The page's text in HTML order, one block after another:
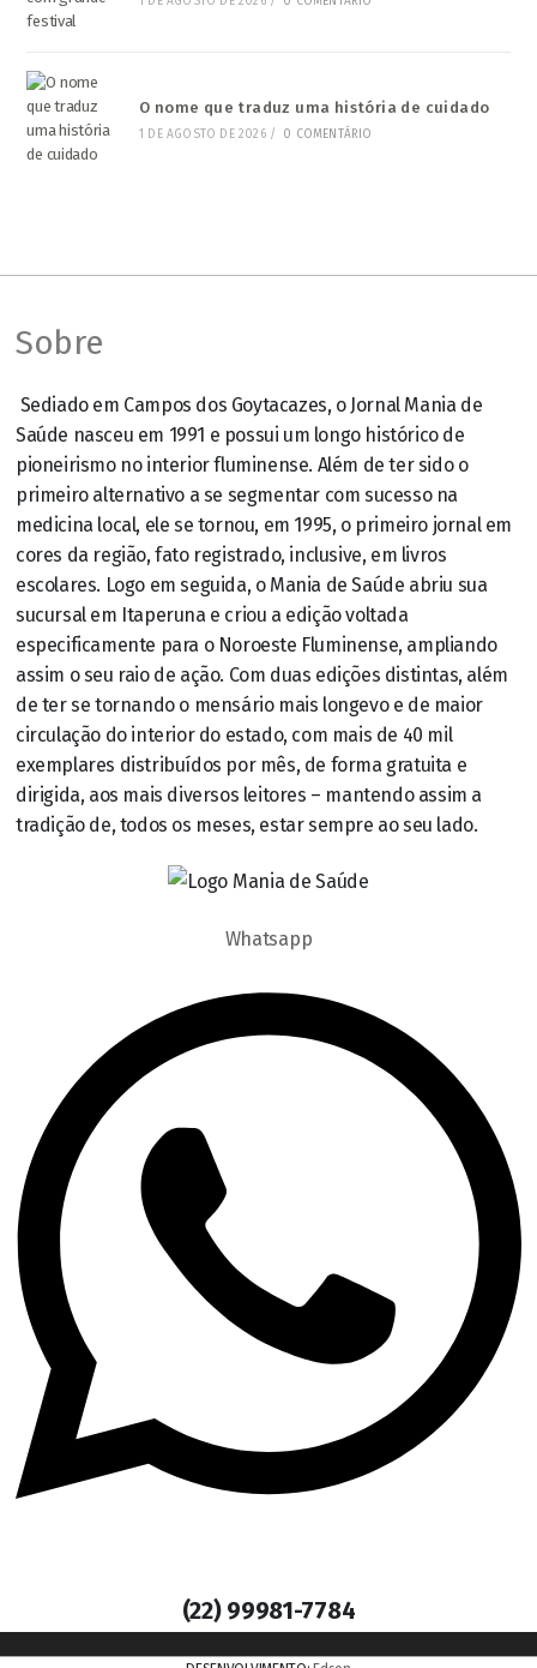
O nome que traduz uma história de cuidado
1 DE AGOSTO DE 2026 / 0 COMENTÁRIO
Sobre
Sediado em Campos dos Goytacazes, o Jornal Mania de
Saúde nasceu em 1991 e possui um longo histórico de
pioneirismo no interior fluminense. Além de ter sido o
primeiro alternativo a se segmentar com sucesso na
medicina local, ele se tornou, em 1995, o primeiro jornal em
cores da região, fato registrado, inclusive, em livros
escolares. Logo em seguida, o Mania de Saúde abriu sua
sucursal em Itaperuna e criou a edição voltada
especificamente para o Noroeste Fluminense, ampliando
assim o seu raio de ação. Com duas edições distintas, além
de ter se tornando o mensário mais longevo e de maior
circulação do interior do estado, com mais de 40 mil
exemplares distribuídos por mês, de forma gratuita e
dirigida, aos mais diversos leitores – mantendo assim a
tradição de, todos os meses, estar sempre ao seu lado.
Whatsapp
(22) 99981-7784